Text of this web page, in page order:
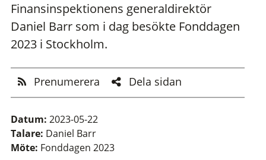
Finansinspektionens generaldirektör
Daniel Barr som i dag besökte Fonddagen
2023 i Stockholm.
Prenumerera Dela sidan
Datum: 2023-05-22
Talare: Daniel Barr
Möte: Fonddagen 2023